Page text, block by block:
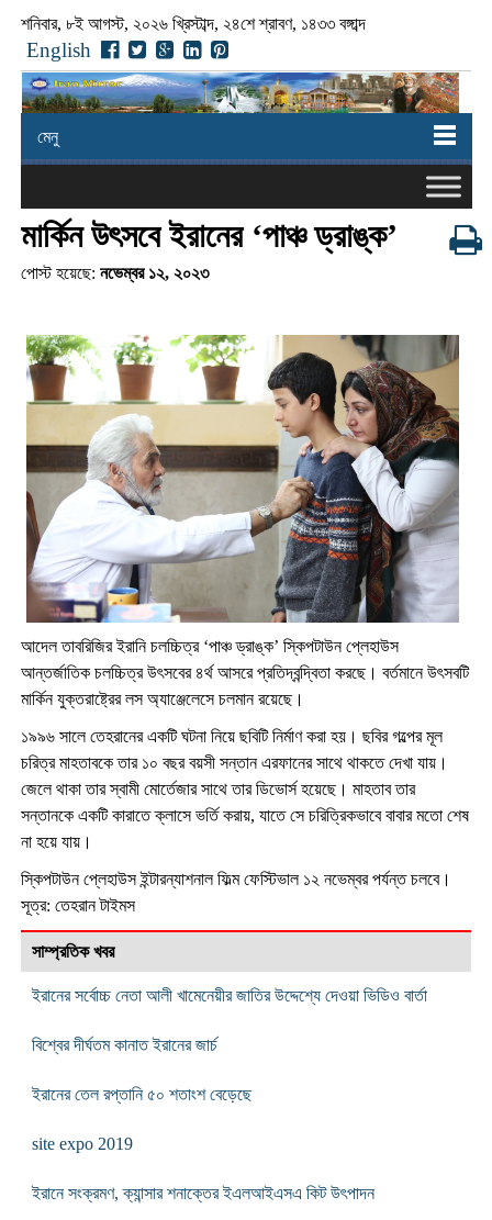
শনিবার, ৮ই আগস্ট, ২০২৬ খ্রিস্টাব্দ, ২৪শে শ্রাবণ, ১৪৩৩ বঙ্গাব্দ
English
মেনু
মার্কিন উৎসবে ইরানের ‘পাঞ্চ ড্রাঙ্ক’
পোস্ট হয়েছে: নভেম্বর ১২, ২০২৩
আদেল তাবরিজির ইরানি চলচ্চিত্র ‘পাঞ্চ ড্রাঙ্ক’ স্কিপটাউন প্লেহাউস
আন্তর্জাতিক চলচ্চিত্র উৎসবের ৪র্থ আসরে প্রতিদ্বন্দ্বিতা করছে। বর্তমানে উৎসবটি
মার্কিন যুক্তরাষ্ট্রের লস অ্যাঞ্জেলেসে চলমান রয়েছে।
১৯৯৬ সালে তেহরানের একটি ঘটনা নিয়ে ছবিটি নির্মাণ করা হয়। ছবির গল্পের মূল
চরিত্র মাহতাবকে তার ১০ বছর বয়সী সন্তান এরফানের সাথে থাকতে দেখা যায়।
জেলে থাকা তার স্বামী মোর্তেজার সাথে তার ডিভোর্স হয়েছে। মাহতাব তার
সন্তানকে একটি কারাতে ক্লাসে ভর্তি করায়, যাতে সে চরিত্রিকভাবে বাবার মতো শেষ
না হয়ে যায়।
স্কিপটাউন প্লেহাউস ইন্টারন্যাশনাল ফিল্ম ফেস্টিভাল ১২ নভেম্বর পর্যন্ত চলবে।
সূত্র: তেহরান টাইমস
সাম্প্রতিক খবর
ইরানের সর্বোচ্চ নেতা আলী খামেনেয়ীর জাতির উদ্দেশ্যে দেওয়া ভিডিও বার্তা
বিশ্বের দীর্ঘতম কানাত ইরানের জার্চ
ইরানের তেল রপ্তানি ৫০ শতাংশ বেড়েছে
site expo 2019
ইরানে সংক্রমণ, ক্যান্সার শনাক্তের ইএলআইএসএ কিট উৎপাদন